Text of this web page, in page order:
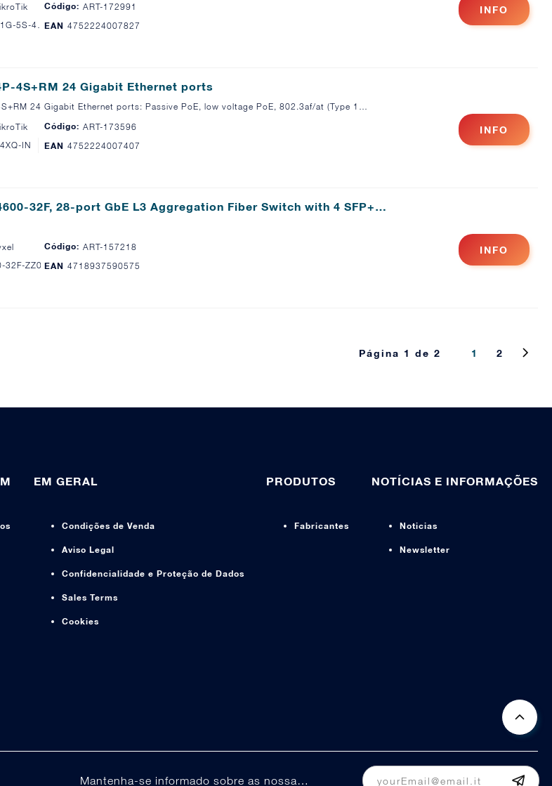
Código: ART-172991
CRS310-1G-5S-4S+INEAN 4752224007827
INFO
4S+RM 24 Gigabit Ethernet ports
24 Gigabit Ethernet ports: Passive PoE, low voltage PoE, 802.3af/at (Type 1…
Código: ART-173596
IN EAN 4752224007407
INFO
32F, 28-port GbE L3 Aggregation Fiber Switch with 4 SFP+…
Código: ART-157218
XGS4600-32F-ZZ0102F
EAN 4718937590575
INFO
Página 1 de 2 1 2
EM GERAL
Condições de Venda
Aviso Legal
Confidencialidade e Proteção de Dados
Sales Terms
Cookies
PRODUTOS
Fabricantes
NOTÍCIAS E INFORMAÇÕES
Noticias
Newsletter
Mantenha-se informado sobre as nossas promoções e ofertas